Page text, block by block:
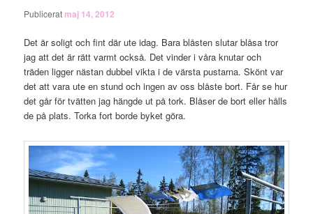
Publicerat maj 14, 2012
Det är soligt och fint där ute idag. Bara blåsten slutar blåsa tror
jag att det är rätt varmt också. Det vinder i våra knutar och
träden ligger nästan dubbel vikta i de värsta pustarna. Skönt var
det att vara ute en stund och ingen av oss blåste bort. Får se hur
det går för tvätten jag hängde ut på tork. Blåser de bort eller hålls
de på plats. Torka fort borde byket göra.